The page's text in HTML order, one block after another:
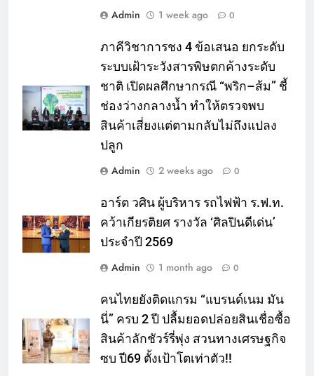
Admin
1 week ago 0
ภาคีวิชาการชง 4 ข้อเสนอ ยกระดับ
ระบบเฝ้าระวังสารพิษตกค้างระดับ
ชาติ เปิดผลศึกษากรณี “พริก–ส้ม” ชี้
ช่องว่างกลางน้ำ ทำให้ตรวจพบ
สินค้าเสี่ยงแต่ตามกลับไม่ถึงแปลง
ปลูก
Admin
2 weeks ago 0
อาร์ต วศิน ผู้บริหาร รถไฟฟ้า ร.ฟ.ท.
คว้าเกียรติยศ รางวัล ‘ศิลปินดีเด่น’
ประจำปี 2569
Admin
1 month ago 0
คนไทยยังติดแกรม “แบรนด์เนม มัน
นี่” ครบ 2 ปี ปลื้มยอดปล่อยสินเชื่อซื้อ
สินค้าลักชัวร์รี่พุ่ง สวนทางเศรษฐกิจ
ซบ ปี69 ตั้งเป้าโตเท่าตัว!!